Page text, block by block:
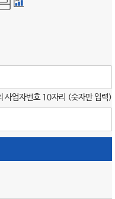
사업자번호 10자리 (숫자만 입력)